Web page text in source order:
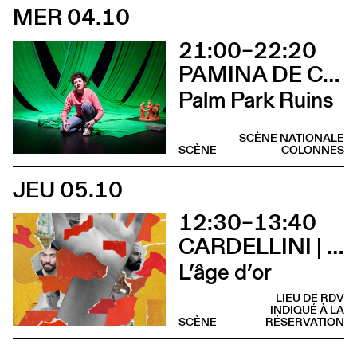
MER 04.10
21:00–22:20
PAMINA DE COULON
Palm Park Ruins
SCÈNE NATIONALE
COLONNES
SCÈNE
JEU 05.10
12:30–13:40
CARDELLINI | GONZALEZ
L’âge d’or
LIEU DE RDV
INDIQUÉ À LA
RÉSERVATION
SCÈNE